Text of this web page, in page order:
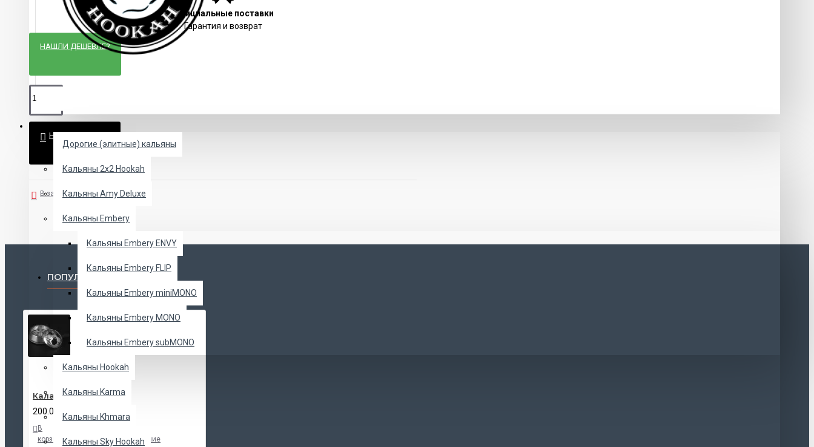
Дорогие (элитные) кальяны
Кальяны 2х2 Hookah
Кальяны Amy Deluxe
Кальяны Embery
Кальяны Embery ENVY
Кальяны Embery FLIP
Кальяны Embery miniMONO
Кальяны Embery MONO
Кальяны Embery subMONO
Кальяны Hookah
Кальяны Karma
Кальяны Khmara
Кальяны Sky Hookah
Официальные поставки
Гарантия и возврат
НАШЛИ ДЕШЕВЛЕ?
НЕТ В НАЛИЧИИ
В закладки В сравнение
ПОПУЛЯРНЫЕ ТОВАРЫ
Калауд Kaloud Lotus
200.00 UAH
В
корзину
закладки
сравнение